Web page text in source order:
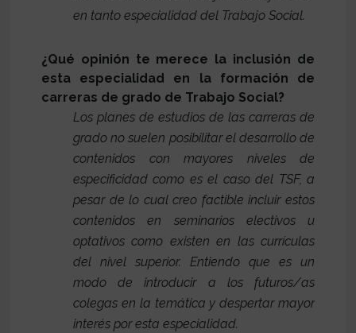
en tanto especialidad del Trabajo Social.
¿Qué opinión te merece la inclusión de
esta especialidad en la formación de
carreras de grado de Trabajo Social?
Los planes de estudios de las carreras de
grado no suelen posibilitar el desarrollo de
contenidos con mayores niveles de
especificidad como es el caso del TSF, a
pesar de lo cual creo factible incluir estos
contenidos en seminarios electivos u
optativos como existen en las currículas
del nivel superior. Entiendo que es un
modo de introducir a los futuros/as
colegas en la temática y despertar mayor
interés por esta especialidad.